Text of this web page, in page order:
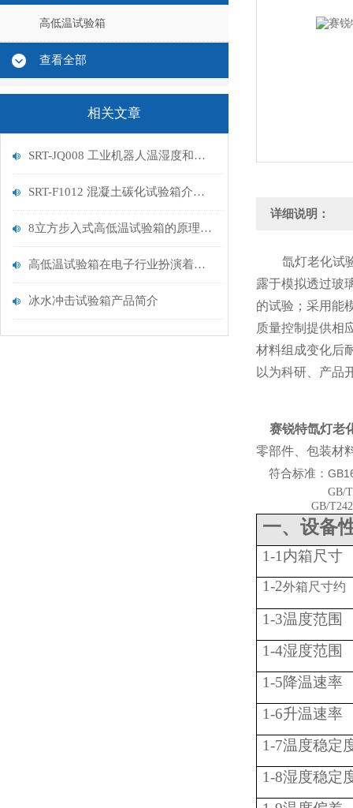
高低温试验箱
查看全部
相关文章
SRT-JQ008 工业机器人温湿度和气压试验箱的应用介绍 符合检测标准
SRT-F1012 混凝土碳化试验箱介绍 操作简单便捷
8立方步入式高低温试验箱的原理是什么 提供技术指导 山东赛锐特
高低温试验箱在电子行业扮演着关键的角色
冰水冲击试验箱产品简介
详细说明：
氙灯老化试
露于模拟透过玻
的试验；采用能
质量控制提供相
材料组成变化后
以为科研、产品
赛锐特氙灯老
零部件、包装材
符合标准：
GB/
GB/
一、设备
1-1内箱尺寸
1-2外箱尺寸约
1-3温度范围
1-4湿度范围
1-5降温速率
1-6升温速率
1-7温度稳定
1-8湿度稳定